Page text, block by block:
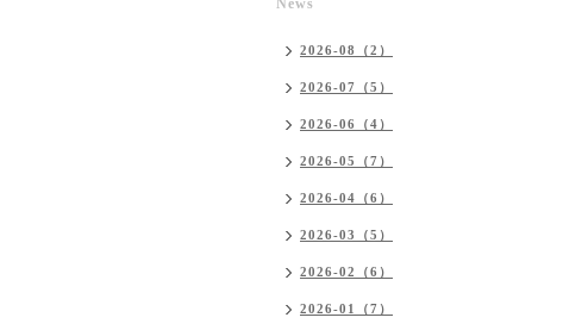
News
2026-08（2）
2026-07（5）
2026-06（4）
2026-05（7）
2026-04（6）
2026-03（5）
2026-02（6）
2026-01（7）